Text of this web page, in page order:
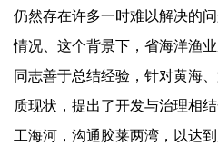
仍然存在许多一时难以解决的
情况、这个背景下，省海洋渔
同志善于总结经验，针对黄海
质现状，提出了开发与治理相
工海河，沟通胶莱两湾，以达